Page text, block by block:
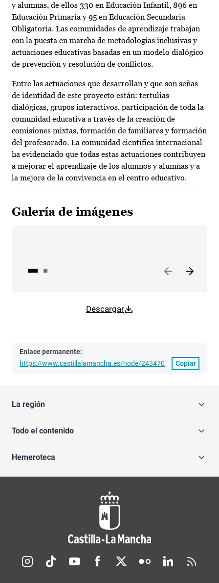
y alumnas, de ellos 330 en Educación Infantil, 896 en
Educación Primaria y 95 en Educación Secundaria
Obligatoria. Las comunidades de aprendizaje trabajan
con la puesta en marcha de metodologías inclusivas y
actuaciones educativas basadas en un modelo dialógico
de prevención y resolución de conflictos.
Entre las actuaciones que desarrollan y que son señas
de identidad de este proyecto están: tertulias
dialógicas, grupos interactivos, participación de toda la
comunidad educativa a través de la creación de
comisiones mixtas, formación de familiares y formación
del profesorado. La comunidad científica internacional
ha evidenciado que todas estas actuaciones contribuyen
a mejorar el aprendizaje de los alumnos y alumnas y a
la mejora de la convivencia en el centro educativo.
Galería de imágenes
Descargar
Enlace permanente:
https://www.castillalamancha.es/node/243470
Copiar
La región
Todo el contenido
Hemeroteca
Redes sociales JCCM